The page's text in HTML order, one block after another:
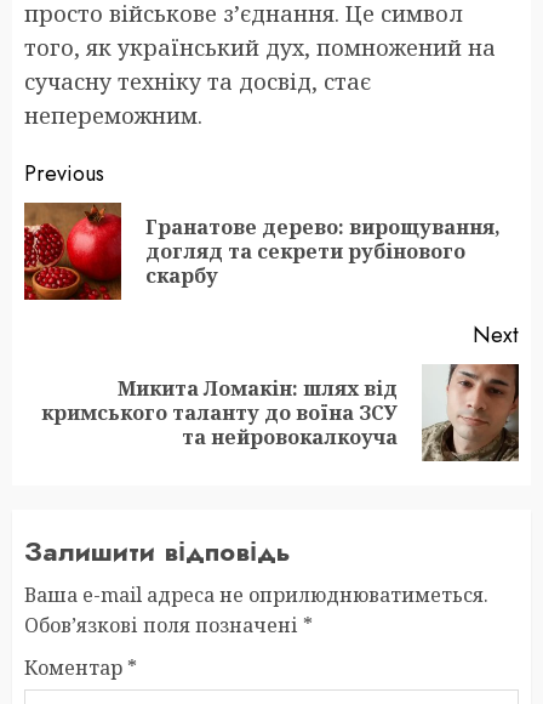
просто військове з’єднання. Це символ
того, як український дух, помножений на
сучасну техніку та досвід, стає
непереможним.
Post
navigation
Previous
Гранатове дерево: вирощування,
догляд та секрети рубінового
скарбу
Next
Next
Микита Ломакін: шлях від
кримського таланту до воїна ЗСУ
та нейровокалкоуча
Залишити відповідь
Ваша e-mail адреса не оприлюднюватиметься.
Обов’язкові поля позначені *
Коментар *